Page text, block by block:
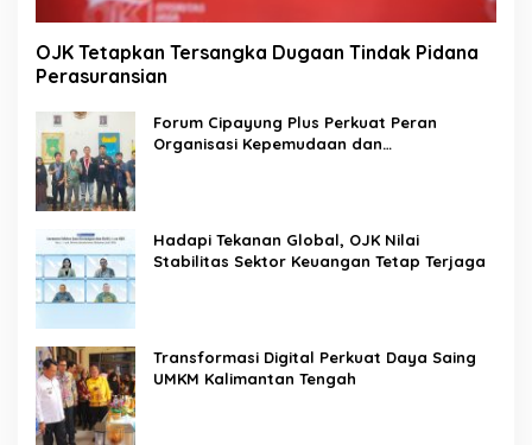
OJK Tetapkan Tersangka Dugaan Tindak Pidana
Perasuransian
Forum Cipayung Plus Perkuat Peran
Organisasi Kepemudaan dan
Hadapi Tekanan Global, OJK Nilai
Stabilitas Sektor Keuangan Tetap Terjaga
Transformasi Digital Perkuat Daya Saing
UMKM Kalimantan Tengah